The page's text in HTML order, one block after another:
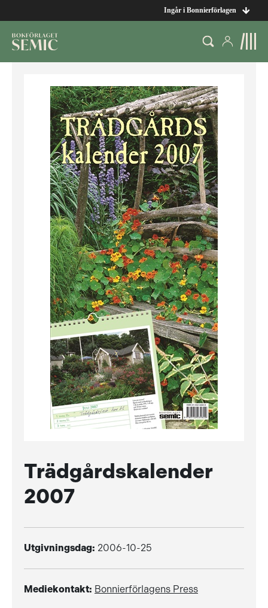
Ingår i Bonnierförlagen
Trädgårdskalender
2007
Utgivningsdag: 2006-10-25
Mediekontakt: Bonnierförlagens Press